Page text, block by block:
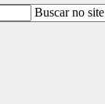
BuscarBuscar no site